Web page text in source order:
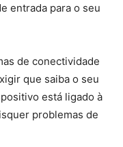
entrada para o seu
de conectividade
que saiba o seu
está ligado à
problemas de